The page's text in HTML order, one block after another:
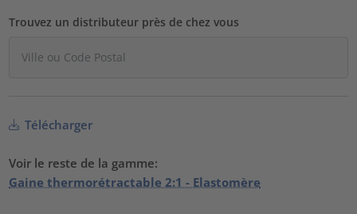
Trouvez un distributeur près de chez vous
Télécharger
Voir le reste de la gamme:
Gaine thermorétractable 2:1 - Elastomère